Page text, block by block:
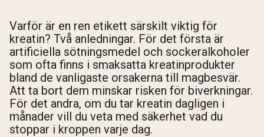
Varför är en ren etikett särskilt viktig för
kreatin? Två anledningar. För det första är
artificiella sötningsmedel och sockeralkoholer
som ofta finns i smaksatta kreatinprodukter
bland de vanligaste orsakerna till magbesvär.
Att ta bort dem minskar risken för biverkningar.
För det andra, om du tar kreatin dagligen i
månader vill du veta med säkerhet vad du
stoppar i kroppen varje dag.